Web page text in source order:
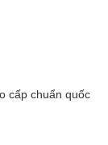
cấp chuẩn quốc